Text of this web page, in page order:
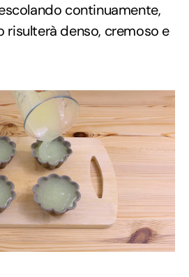
continuamente,
denso, cremoso e